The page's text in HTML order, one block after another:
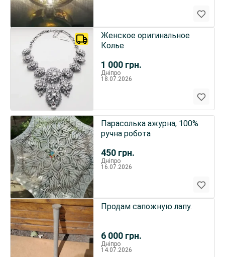
1 000 грн.
Женское оригинальное
Колье
Дніпро
18.07.2026
450 грн.
Парасолька ажурна, 100%
ручна робота
Дніпро
16.07.2026
6 000 грн.
Продам сапожную лапу.
Дніпро
14.07.2026